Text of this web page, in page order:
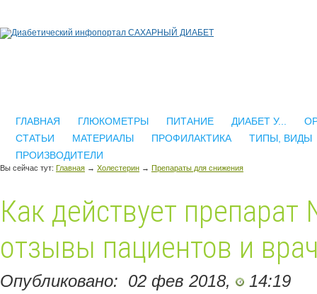
ГЛАВНАЯ ГЛЮКОМЕТРЫ ПИТАНИЕ ДИАБЕТ У...
СТАТЬИ
МАТЕРИАЛЫ ПРОФИЛАКТИКА
ТИПЫ, ВИДЫ
ПРОИЗВОДИТЕЛИ
Вы сейчас тут: Главная → Холестерин → Препараты для снижения
Как действует препарат
отзывы пациентов и
Опубликовано: 02 фев 2018, 14:19